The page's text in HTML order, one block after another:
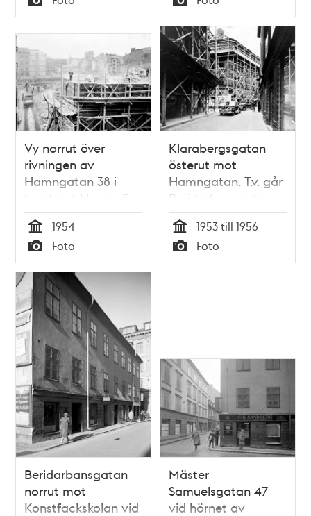
Typ
Gatan t.v. är
Beridarbansgatan.
T.h. kv. Skansen
Typ
Vy norrut över
rivningen av
Hamngatan 38 i
kvarteret Hoven. En
lastbil står på
Beridarbansgatan.
Till vänster ligger
Konstfackskolan vid
Mäster
Samuelsgatan 44
och i fonden syns
Kungstornen.
Tid
1954
Typ
Foto
Klarabergsgatan
österut mot
Hamngatan. T.v. går
Beridarbansgatan
norrut. Här ligger
numera Sergels Torg
Tid
1953 till 1956
Typ
Foto
Beridarbansgatan
norrut mot
Konstfackskolan vid
Mäster
Samuelsgatan 47
vid hörnet av